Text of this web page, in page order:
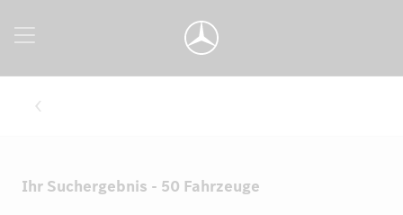
Ihr Suchergebnis - 50 Fahrzeuge